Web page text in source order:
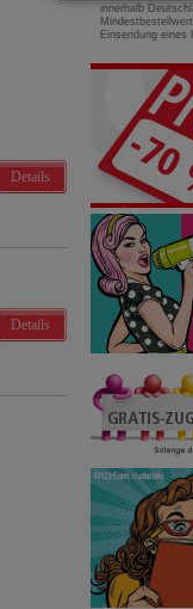
Details
Details
innerhalb
Einsendung eines